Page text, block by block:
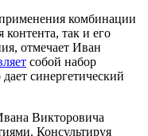
комбинации
контента, так и его
отмечает Иван
собой набор
синергетический
Викторовича
Консультируя